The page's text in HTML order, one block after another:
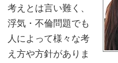
考えとは言い難く、
浮気・不倫問題でも
人によって様々な考
え方や方針がありま